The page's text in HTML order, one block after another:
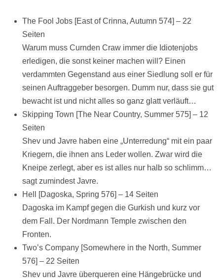
The Fool Jobs [East of Crinna, Autumn 574] – 22
Seiten
Warum muss Curnden Craw immer die Idiotenjobs
erledigen, die sonst keiner machen will? Einen
verdammten Gegenstand aus einer Siedlung soll er für
seinen Auftraggeber besorgen. Dumm nur, dass sie gut
bewacht ist und nicht alles so ganz glatt verläuft…
Skipping Town [The Near Country, Summer 575] – 12
Seiten
Shev und Javre haben eine „Unterredung“ mit ein paar
Kriegern, die ihnen ans Leder wollen. Zwar wird die
Kneipe zerlegt, aber es ist alles nur halb so schlimm…
sagt zumindest Javre.
Hell [Dagoska, Spring 576] – 14 Seiten
Dagoska im Kampf gegen die Gurkish und kurz vor
dem Fall. Der Nordmann Temple zwischen den
Fronten.
Two’s Company [Somewhere in the North, Summer
576] – 22 Seiten
Shev und Javre überqueren eine Hängebrücke und